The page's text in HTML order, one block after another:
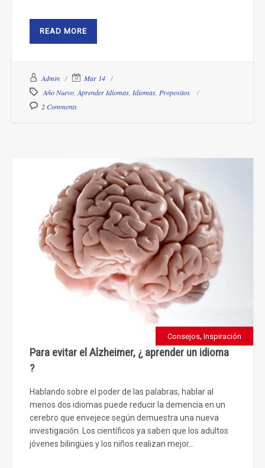
READ MORE
Admin
Mar 14
Año Nuevo Aprender Idiomas Idiomas Propositos
2 Comments
Consejos, Inspiración
Para evitar el Alzheimer, ¿ aprender un idioma
?
Hablando sobre el poder de las palabras, hablar al
menos dos idiomas puede reducir la demencia en un
cerebro que envejece según demuestra una nueva
investigación. Los científicos ya saben que los adultos
jóvenes bilingües y los niños realizan mejor...